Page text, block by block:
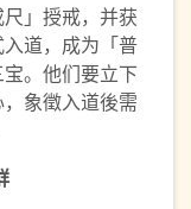
」授戒，并获
道，成为「普
。他们要立下
象徵入道後需